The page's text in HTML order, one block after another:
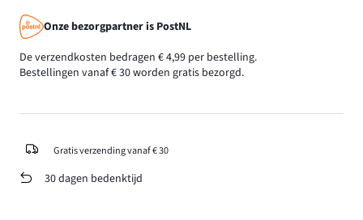
Onze bezorgpartner is PostNL
De verzendkosten bedragen € 4,99 per bestelling.
Bestellingen vanaf € 30 worden gratis bezorgd.
Gratis verzending vanaf € 30
30 dagen bedenktijd